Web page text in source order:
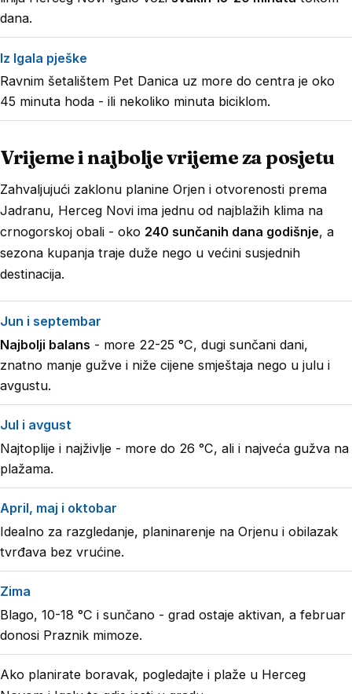
dana.
Iz Igala pješke
Ravnim šetalištem Pet Danica uz more do centra je oko
45 minuta hoda - ili nekoliko minuta biciklom.
Vrijeme i najbolje vrijeme za posjetu
Zahvaljujući zaklonu planine Orjen i otvorenosti prema
Jadranu, Herceg Novi ima jednu od najblažih klima na
crnogorskoj obali - oko 240 sunčanih dana godišnje, a
sezona kupanja traje duže nego u većini susjednih
destinacija.
Jun i septembar
Najbolji balans - more 22-25 °C, dugi sunčani dani,
znatno manje gužve i niže cijene smještaja nego u julu i
avgustu.
Jul i avgust
Najtoplije i najživlje - more do 26 °C, ali i najveća gužva na
plažama.
April, maj i oktobar
Idealno za razgledanje, planinarenje na Orjenu i obilazak
tvrđava bez vrućine.
Zima
Blago, 10-18 °C i sunčano - grad ostaje aktivan, a februar
donosi Praznik mimoze.
Ako planirate boravak, pogledajte i plaže u Herceg